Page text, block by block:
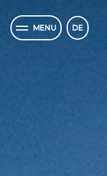
MENU DE